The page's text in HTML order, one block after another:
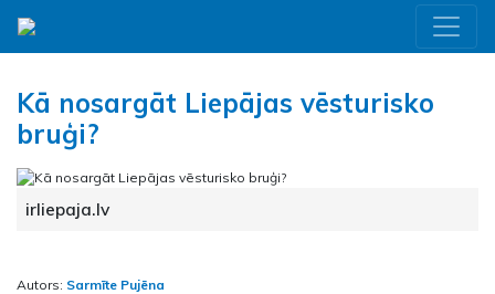
Kā nosargāt Liepājas vēsturisko
bruģi?
irliepaja.lv
Autors: Sarmīte Pujēna